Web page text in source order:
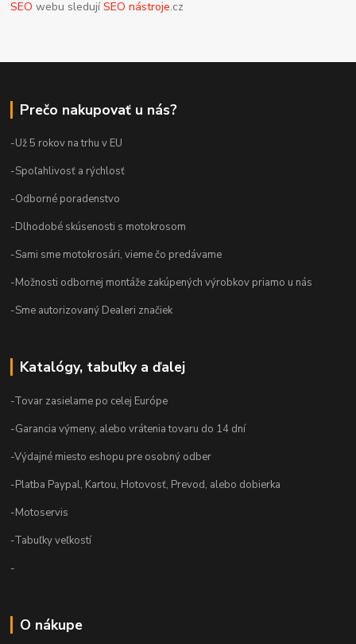
SEO webu sledujíSEO nástroje.cz
Prečo nakupovať u nás?
-Už 5 rokov na trhu v EU
-Spoľahlivosť a rýchlosť
-Odborné poradenstvo
-Dlhodobé skúsenosti s motokrosom
-Sami sme motokrosári, vieme čo predávame
-Možnosti odbornej montáže zakúpených výrobkov priamo u nás
-Sme autorizovaný Dealeri značiek
Katalógy, tabuľky a ďalej
-Tovar zasielame po celej Európe
-Garancia výmeny, alebo vrátenia tovaru do 14 dní
-Výdajné miesto eshopu pre osobný odber
-Platba Paypal, Kartou, Hotovosť, Prevod, alebo dobierka
-Motoservis
-Tabuľky veľkostí
-
O nákupe